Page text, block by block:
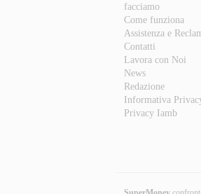
facciamo
Come funziona
Assistenza e
Contatti
Lavora con Noi
News
Redazione
Informativa
Privacy Iamb